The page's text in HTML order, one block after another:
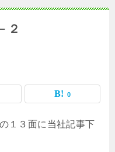
２
0
１３面に当社記事下